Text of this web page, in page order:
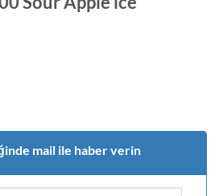
mail ile haber verin